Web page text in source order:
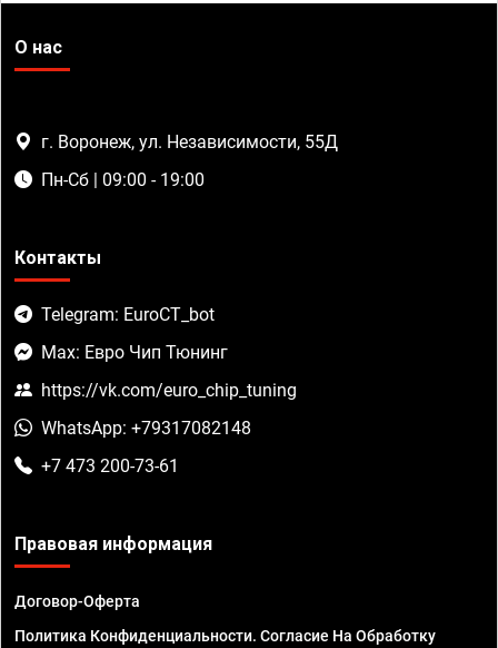
О нас
г. Воронеж, ул. Независимости, 55Д
Пн-Сб | 09:00 - 19:00
Контакты
Telegram: EuroCT_bot
Max: Евро Чип Тюнинг
https://vk.com/euro_chip_tuning
WhatsApp: +79317082148
+7 473 200-73-61
Правовая информация
Договор-Оферта
Политика Конфиденциальности. Согласие На Обработку